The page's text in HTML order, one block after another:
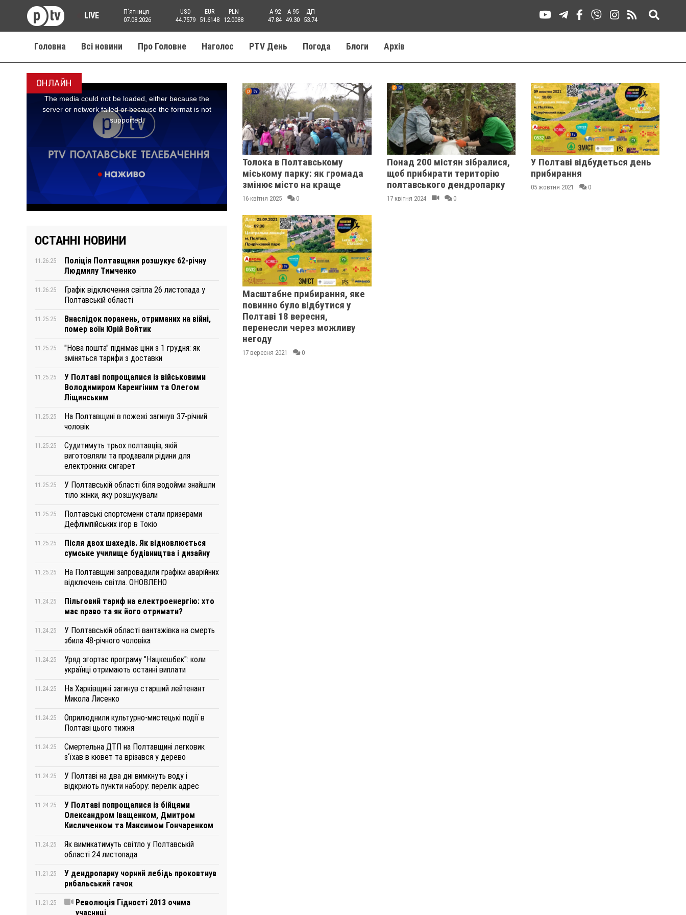
LIVE
Пʼятниця
07.08.2026
USD
44.7579
EUR
51.6148
PLN
12.0088
A-92
47.84
A-95
49.30
ДП
53.74
Головна Всі новини Про Головне Наголос PTV День Погода Блоги Aрхів
ОНЛАЙН
ОСТАННІ НОВИНИ
11.26.25
Поліція Полтавщини розшукує 62-річну
Людмилу Тимченко
11.26.25
Графік відключення світла 26 листопада у
Полтавській області
11.25.25
Внаслідок поранень, отриманих на війні,
помер воїн Юрій Войтик
11.25.25
"Нова пошта" піднімає ціни з 1 грудня: як
зміняться тарифи з доставки
11.25.25
У Полтаві попрощалися із військовими
Володимиром Каренгіним та Олегом
Ліщинським
11.25.25
На Полтавщині в пожежі загинув 37-річний
чоловік
11.25.25
Судитимуть трьох полтавців, якій
виготовляли та продавали рідини для
електронних сигарет
11.25.25
У Полтавській області біля водойми знайшли
тіло жінки, яку розшукували
11.25.25
Полтавські спортсмени стали призерами
Дефлімпійських ігор в Токіо
11.25.25
Після двох шахедів. Як відновлюється
сумське училище будівництва і дизайну
11.25.25
На Полтавщині запровадили графіки аварійних
відключень світла. ОНОВЛЕНО
11.24.25
Пільговий тариф на електроенергію: хто
має право та як його отримати?
11.24.25
У Полтавській області вантажівка на смерть
збила 48-річного чоловіка
11.24.25
Уряд згортає програму "Нацкешбек": коли
українці отримають останні виплати
11.24.25
На Харківщині загинув старший лейтенант
Микола Лисенко
11.24.25
Оприлюднили культурно-мистецькі події в
Полтаві цього тижня
11.24.25
Смертельна ДТП на Полтавщині легковик
з‘їхав в кювет та врізався у дерево
11.24.25
У Полтаві на два дні вимкнуть воду і
відкриють пункти набору: перелік адрес
11.24.25
У Полтаві попрощалися із бійцями
Олександром Іващенком, Дмитром
Кисличенком та Максимом Гончаренком
11.24.25
Як вимикатимуть світло у Полтавській
області 24 листопада
11.21.25
У дендропарку чорний лебідь проковтнув
рибальський гачок
11.21.25
Революція Гідності 2013 очима
учасниці
Толока в Полтавському
міському парку: як громада
змінює місто на краще
16 квітня 2025 0
Понад 200 містян зібралися,
щоб прибирати територію
полтавського дендропарку
17 квітня 2024 0
У Полтаві відбудеться день
прибирання
05 жовтня 2021 0
Масштабне прибирання, яке
повинно було відбутися у
Полтаві 18 вересня,
перенесли через можливу
негоду
17 вересня 2021 0